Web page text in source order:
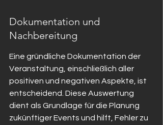
Dokumentation und
Nachbereitung
Eine gründliche Dokumentation der
Veranstaltung, einschließlich aller
positiven und negativen Aspekte, ist
entscheidend. Diese Auswertung
dient als Grundlage für die Planung
zukünftiger Events und hilft, Fehler zu